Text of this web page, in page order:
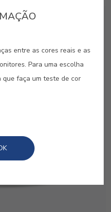
entre as cores reais e as
Para uma escolha
que faça um teste de cor